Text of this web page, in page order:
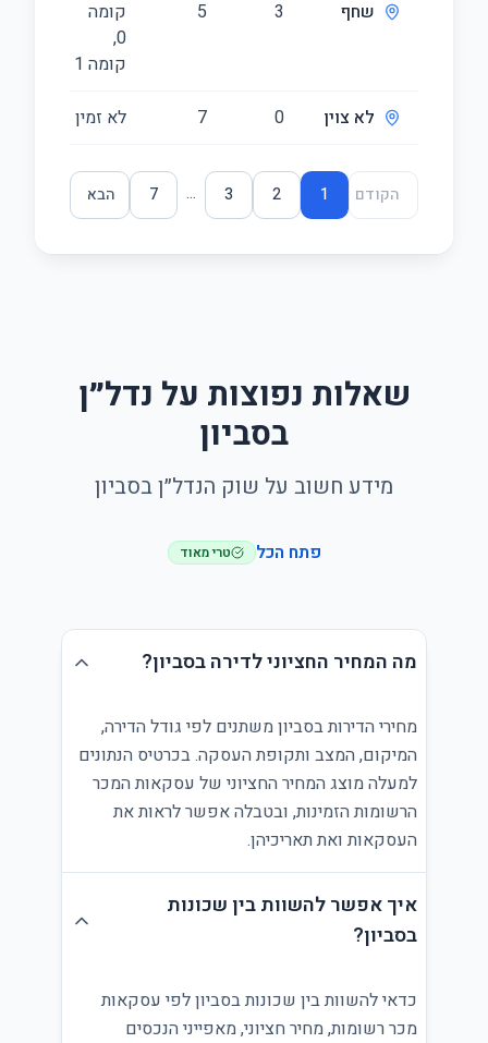
שחף 3
5
קומה
‎0‏,
קומה ‎1‏
לא צוין 0
7 לא זמין
הקודם 1
2
3
...
7 הבא
שאלות נפוצות על נדל״ן
בסביון
מידע חשוב על שוק הנדל״ן בסביון
פתח הכל טרי מאוד
מה המחיר החציוני לדירה בסביון?
מחירי הדירות בסביון משתנים לפי גודל הדירה,
המיקום, המצב ותקופת העסקה. בכרטיס הנתונים
למעלה מוצג המחיר החציוני של עסקאות המכר
הרשומות הזמינות, ובטבלה אפשר לראות את
העסקאות ואת תאריכיהן.
איך אפשר להשוות בין שכונות
בסביון?
כדאי להשוות בין שכונות בסביון לפי עסקאות
מכר רשומות, מחיר חציוני, מאפייני הנכסים